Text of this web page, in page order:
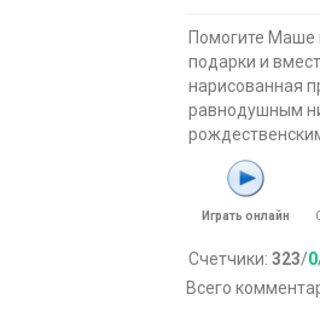
Помогите Маше
подарки и
нарисованная
равнодушным
Играть онлайн
Счетчики: 323/0
Всего